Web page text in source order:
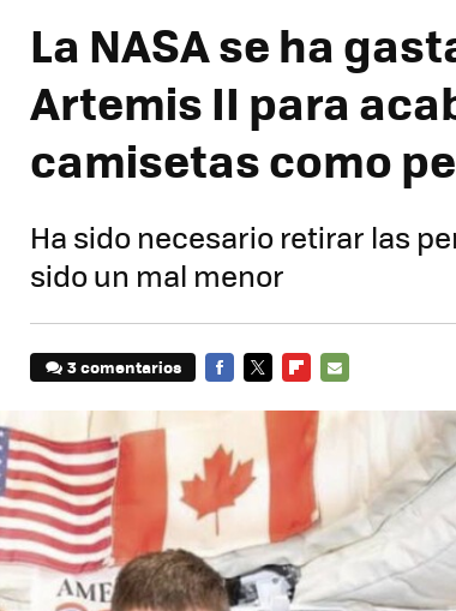
La NASA se ha
Artemis II para
camisetas como
Ha sido necesario retirar las
sido un mal menor
3 comentarios